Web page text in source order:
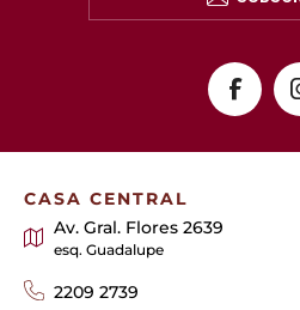
CASA CENTRAL
Av. Gral. Flores 2639
esq. Guadalupe
2209 2739